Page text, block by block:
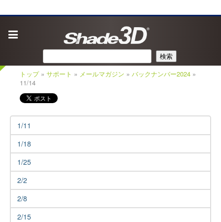
検索
トップ» サポート » メールマガジン » バックナンバー2024 »
11/14
1/11
1/18
1/25
2/2
2/8
2/15